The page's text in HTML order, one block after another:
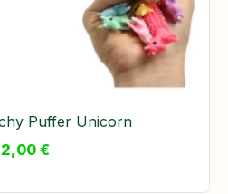
Puffer Unicorn
2,00 €